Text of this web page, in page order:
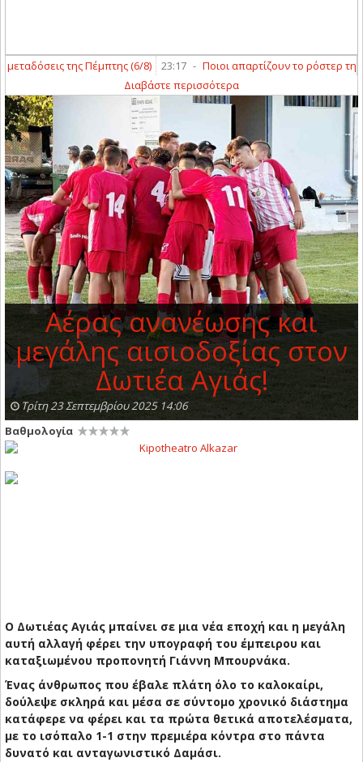
της Πέμπτης (6/8) 23:17 - Ποιοι απαρτίζουν το ρόστερ της ΑΣΑ
Διαβάστε περισσότερα
Αέρας ανανέωσης και
μεγάλης αισιοδοξίας στον
Δωτιέα Αγιάς!
Τρίτη 23 Σεπτεμβρίου 2025 14:06
Βαθμολογία
Ο Δωτιέας Αγιάς μπαίνει σε μια νέα εποχή και η μεγάλη
αυτή αλλαγή φέρει την υπογραφή του έμπειρου και
καταξιωμένου προπονητή Γιάννη Μπουρνάκα.
Ένας άνθρωπος που έβαλε πλάτη όλο το καλοκαίρι,
δούλεψε σκληρά και μέσα σε σύντομο χρονικό διάστημα
κατάφερε να φέρει και τα πρώτα θετικά αποτελέσματα,
με το ισόπαλο 1-1 στην πρεμιέρα κόντρα στο πάντα
δυνατό και ανταγωνιστικό Δαμάσι.